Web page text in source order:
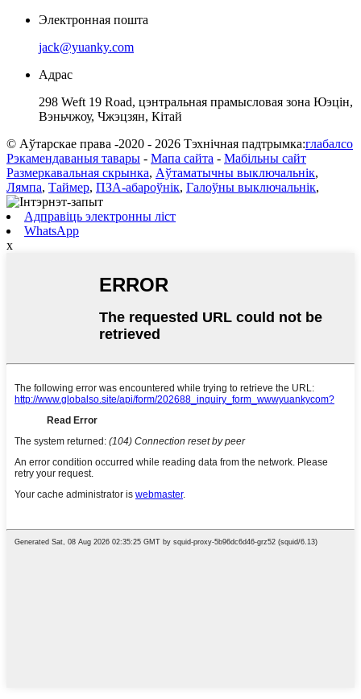
Электронная пошта
jack@yuanky.com
Адрас
298 Weft 19 Road, цэнтральная прамысловая зона Юэцін,
Вэньчжоу, Чжэцзян, Кітай
© Аўтарскае права -2020 - 2026 Тэхнічная падтрымка:глабалсо
Рэкамендаваныя тавары - Мапа сайта - Мабільны сайт
Размеркавальная скрынка, Аўтаматычны выключальнік,
Лямпа, Таймер, ПЗА-абароўнік, Галоўны выключальнік,
Адправіць электронны ліст
WhatsApp
x